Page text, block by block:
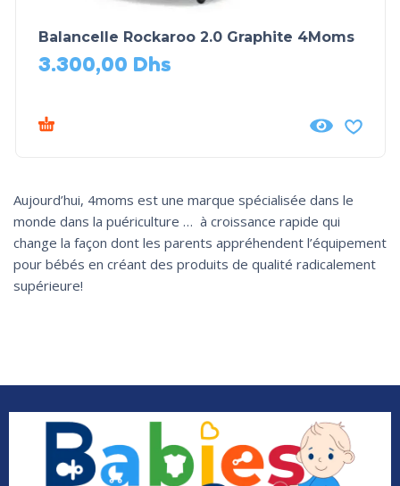
Balancelle Rockaroo 2.0 Graphite 4Moms
3.300,00 Dhs
Aujourd’hui, 4moms est une marque spécialisée dans le
monde dans la puériculture … à croissance rapide qui
change la façon dont les parents appréhendent l’équipement
pour bébés en créant des produits de qualité radicalement
supérieure!